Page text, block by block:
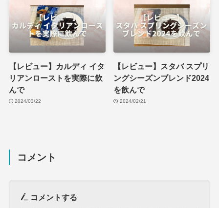
【レビュー】カルディ イタ
リアンローストを実際に飲
んで
2024/03/22
【レビュー】スタバ スプリ
ングシーズンブレンド2024
を飲んで
2024/02/21
コメント
コメントする